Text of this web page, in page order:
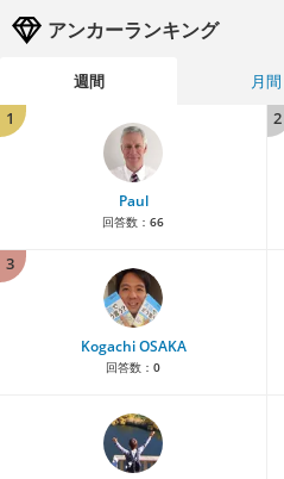
アンカーランキング
週間 月間
1
Paul
回答数： 66
2
3
Kogachi OSAKA
回答数： 0